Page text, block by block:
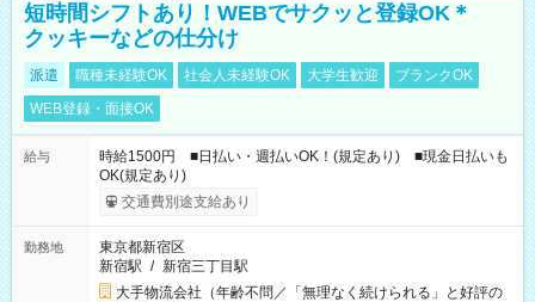
短時間シフトあり！WEBでサクッと登録OK＊
クッキーなどの仕分け
派遣 職種未経験OK 社会人未経験OK 大学生歓迎
ブランクOK
WEB登録・面接OK
給与
時給1500円 ■日払い・週払いOK！(規定あり) ■現金日払いも
OK(規定あり)
交通費別途支給あり
勤務地
東京都新宿区
新宿駅 / 新宿三丁目駅
大手物流会社（年齢不問／「無理なく続けられる」と好評の